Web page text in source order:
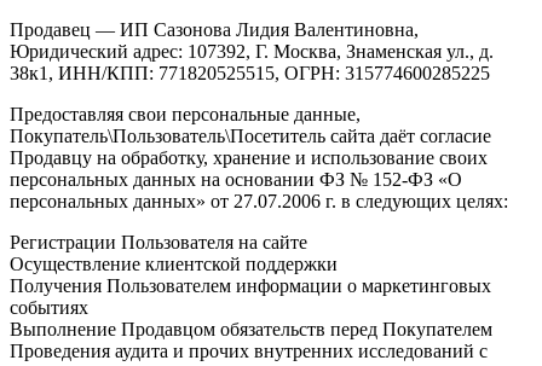
Продавец — ИП Сазонова Лидия Валентиновна,
Юридический адрес: 107392, Г. Москва, Знаменская ул., д.
38к1, ИНН/КПП: 771820525515, ОГРН: 315774600285225
Предоставляя свои персональные данные,
Покупатель\Пользователь\Посетитель сайта даёт согласие
Продавцу на обработку, хранение и использование своих
персональных данных на основании ФЗ № 152-ФЗ «О
персональных данных» от 27.07.2006 г. в следующих целях:
Регистрации Пользователя на сайте
Осуществление клиентской поддержки
Получения Пользователем информации о маркетинговых
событиях
Выполнение Продавцом обязательств перед Покупателем
Проведения аудита и прочих внутренних исследований с